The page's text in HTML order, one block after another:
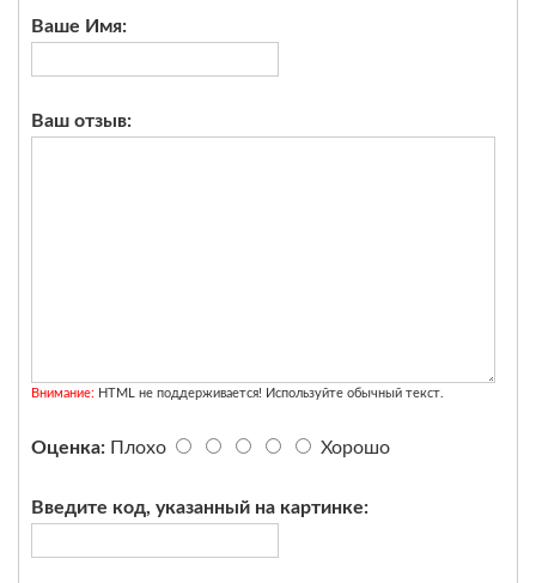
Ваше Имя:
Ваш отзыв:
Внимание: HTML не поддерживается! Используйте обычный текст.
Оценка: Плохо Хорошо
Введите код, указанный на картинке: